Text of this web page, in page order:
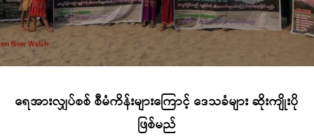
ရေအားလျှပ်စစ် စီမံကိန်းများကြောင့် ဒေသခံများ ဆိုးကျိုးပို
ဖြစ်မည်